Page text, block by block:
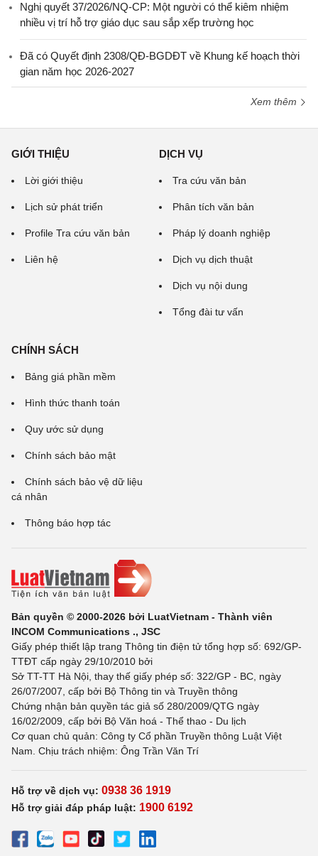
Nghị quyết 37/2026/NQ-CP: Một người có thể kiêm nhiệm
nhiều vị trí hỗ trợ giáo dục sau sắp xếp trường học
Đã có Quyết định 2308/QĐ-BGDĐT về Khung kế hoạch thời
gian năm học 2026-2027
Xem thêm
GIỚI THIỆU
Lời giới thiệu
Lịch sử phát triển
Profile Tra cứu văn bản
Liên hệ
DỊCH VỤ
Tra cứu văn bản
Phân tích văn bản
Pháp lý doanh nghiệp
Dịch vụ dịch thuật
Dịch vụ nội dung
Tổng đài tư vấn
CHÍNH SÁCH
Bảng giá phần mềm
Hình thức thanh toán
Quy ước sử dụng
Chính sách bảo mật
Chính sách bảo vệ dữ liệu
cá nhân
Thông báo hợp tác
Bản quyền © 2000-2026 bởi LuatVietnam - Thành viên
INCOM Communications ., JSC
Giấy phép thiết lập trang Thông tin điện tử tổng hợp số: 692/GP-
TTĐT cấp ngày 29/10/2010 bởi
Sở TT-TT Hà Nội, thay thế giấy phép số: 322/GP - BC, ngày
26/07/2007, cấp bởi Bộ Thông tin và Truyền thông
Chứng nhận bản quyền tác giả số 280/2009/QTG ngày
16/02/2009, cấp bởi Bộ Văn hoá - Thể thao - Du lịch
Cơ quan chủ quản: Công ty Cổ phần Truyền thông Luật Việt
Nam. Chịu trách nhiệm: Ông Trần Văn Trí
Hỗ trợ về dịch vụ: 0938 36 1919
Hỗ trợ giải đáp pháp luật: 1900 6192